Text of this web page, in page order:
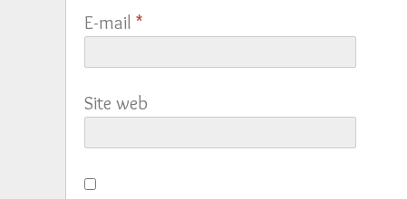
E-mail *
Site web